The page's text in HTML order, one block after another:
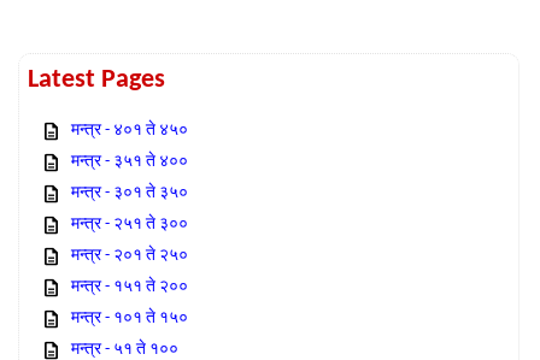
Latest Pages
मन्त्र - ४०१ ते ४५०
मन्त्र - ३५१ ते ४००
मन्त्र - ३०१ ते ३५०
मन्त्र - २५१ ते ३००
मन्त्र - २०१ ते २५०
मन्त्र - १५१ ते २००
मन्त्र - १०१ ते १५०
मन्त्र - ५१ ते १००